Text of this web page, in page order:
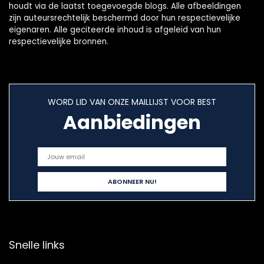
houdt via de laatst toegevoegde blogs. Alle afbeeldingen
zijn auteursrechtelijk beschermd door hun respectievelijke
eigenaren. Alle geciteerde inhoud is afgeleid van hun
respectievelijke bronnen.
WORD LID VAN ONZE MAILLIJST VOOR BEST
Aanbiedingen
Snelle links